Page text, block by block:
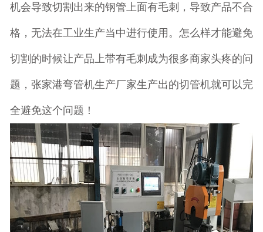
走进中思
联系我们
机会导致切割出来的钢管上面有毛刺，导致产品不合
格，无法在工业生产当中进行使用。怎么样才能避免
切割的时候让产品上带有毛刺成为很多商家头疼的问
题，张家港弯管机生产厂家生产出的切管机就可以完
全避免这个问题！